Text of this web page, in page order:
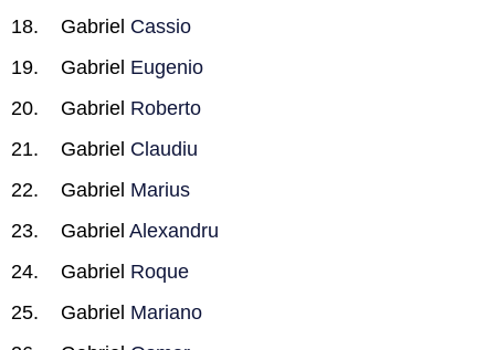
Gabriel Cassio
Gabriel Eugenio
Gabriel Roberto
Gabriel Claudiu
Gabriel Marius
Gabriel Alexandru
Gabriel Roque
Gabriel Mariano